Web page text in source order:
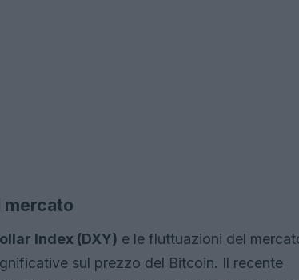
mercato
Index (DXY) e le fluttuazioni del
sul prezzo del Bitcoin. Il recente